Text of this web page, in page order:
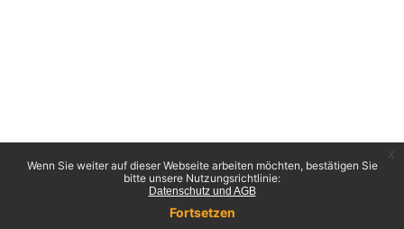
Wenn Sie weiter auf dieser Webseite arbeiten möchten, bestätigen Sie
bitte unsere Nutzungsrichtlinie:
Datenschutz und AGB
Fortsetzen